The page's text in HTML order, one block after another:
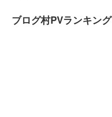
ブログ村PVランキング